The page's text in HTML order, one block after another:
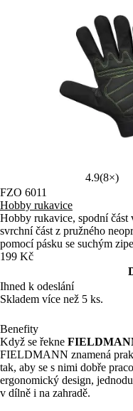
4.9(8×)
FZO 6011
Hobby rukavice
Hobby rukavice, spodní část
svrchní část z pružného
pomocí pásku se suchým
199 Kč
Ihned k odeslání
Skladem více než 5 ks.
Benefity
Když se řekne
FIELDMANN znamená
tak, aby se s nimi dobře
ergonomický design,
v dílně i na zahradě.